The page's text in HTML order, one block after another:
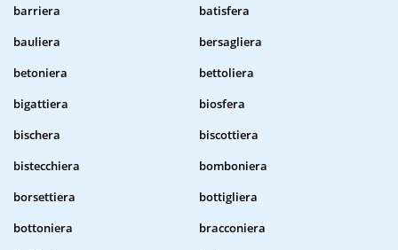
barriera
batisfera
bauliera
bersagliera
betoniera
bettoliera
bigattiera
biosfera
bischera
biscottiera
bistecchiera
bomboniera
borsettiera
bottigliera
bottoniera
bracconiera